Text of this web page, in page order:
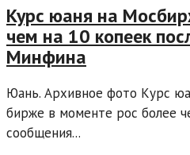
Курс юаня на
чем на 10 копеек
Минфина
Юань. Архивное фото Курс
бирже в моменте рос более
сообщения...